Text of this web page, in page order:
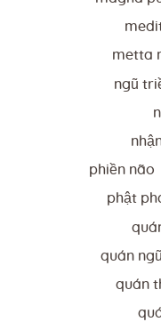
metta
ngũ
phiền não
phật
quán
quán